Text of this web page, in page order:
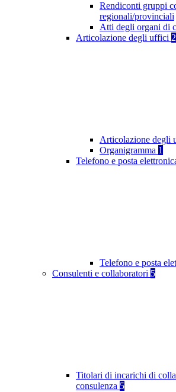
Rendiconti gruppi
regionali/provinciali
Atti degli organi di
Articolazione degli uffici 2
Articolazione degli
Organigramma 1
Telefono e posta
Telefono e posta
Consulenti e collaboratori 5
Titolari di incarichi di
consulenza 5